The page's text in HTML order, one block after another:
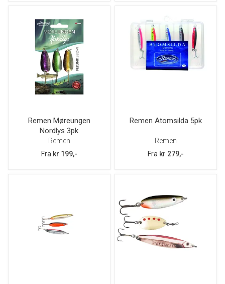
Remen Møreungen
Nordlys 3pk
Remen
Fra kr 199,-
Remen Atomsilda 5pk
Remen
Fra kr 279,-